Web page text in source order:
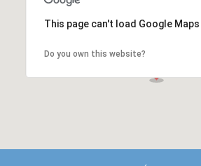
This page can't load Google
Do you own this website?